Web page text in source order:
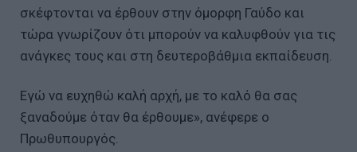
σκέφτονται να έρθουν στην όμορφη Γαύδο και
τώρα γνωρίζουν ότι μπορούν να καλυφθούν για τις
ανάγκες τους και στη δευτεροβάθμια εκπαίδευση.
Εγώ να ευχηθώ καλή αρχή, με το καλό θα σας
ξαναδούμε όταν θα έρθουμε», ανέφερε ο
Πρωθυπουργός.